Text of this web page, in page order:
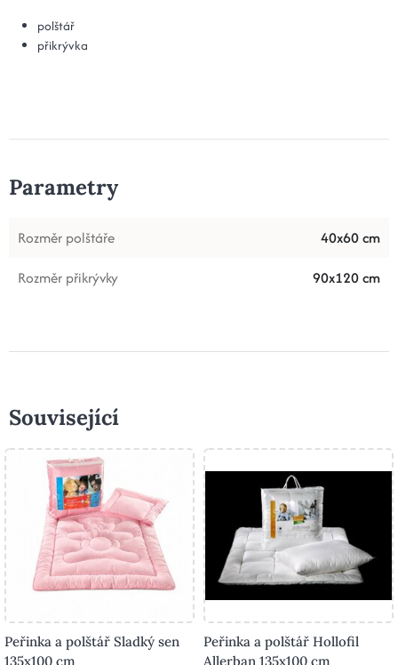
polštář
přikrývka
Parametry
Rozměr polštáře
40x60 cm
Rozměr přikrývky
90x120 cm
Související
Peřinka a polštář Sladký sen
135x100 cm
Peřinka a polštář Hollofil
Allerban 135x100 cm